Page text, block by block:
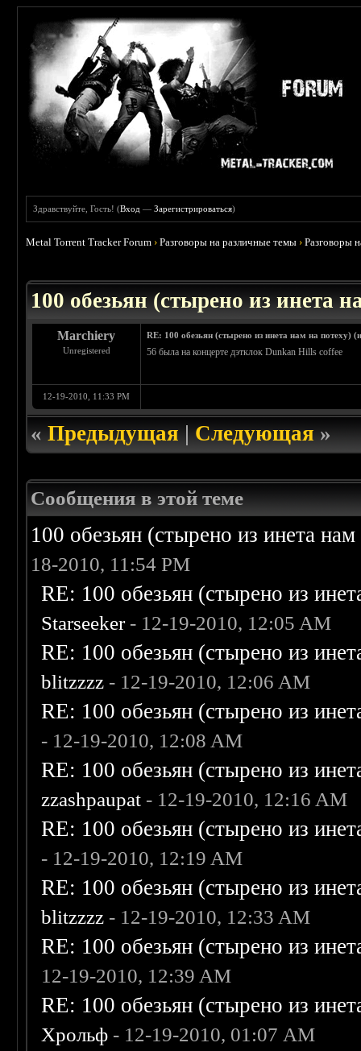
Здравствуйте, Гость! (Вход —Зарегистрироваться)
Metal Torrent Tracker Forum ›Разговоры на различные темы ›Разговоры
100 обезьян (стырено из инета
Marchiery
Unregistered
RE: 100 обезьян (стырено из инета нам на потеху)
56 была на концерте дэтклок Dunkan Hills coffee
12-19-2010, 11:33 PM
«Предыдущая|Следующая»
Сообщения в этой теме
100 обезьян (стырено из инета
18-2010, 11:54 PM
RE: 100 обезьян (стырено из
Starseeker- 12-19-2010, 12:05 AM
RE: 100 обезьян (стырено из
blitzzzz - 12-19-2010, 12:06 AM
RE: 100 обезьян (стырено из
- 12-19-2010, 12:08 AM
RE: 100 обезьян (стырено из
zzashpaupat - 12-19-2010, 12:16 AM
RE: 100 обезьян (стырено из
- 12-19-2010, 12:19 AM
RE: 100 обезьян (стырено из
blitzzzz - 12-19-2010, 12:33 AM
RE: 100 обезьян (стырено из
12-19-2010, 12:39 AM
RE: 100 обезьян (стырено из
Хрольф - 12-19-2010, 01:07 AM